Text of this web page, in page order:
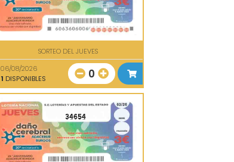
SORTEO DEL JUEVES
06/08/2026
1 DISPONIBLES 0
34654